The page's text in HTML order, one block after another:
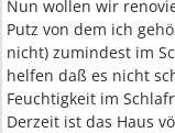
Nun wollen wir
Putz von dem ich
nicht) zumindest im
helfen daß es nicht
Feuchtigkeit im
Derzeit ist das Haus